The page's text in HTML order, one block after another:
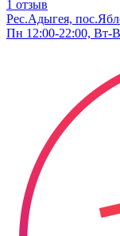
1 отзыв
Рес.Адыгея,
Пн 12:00-22:00, Вт-